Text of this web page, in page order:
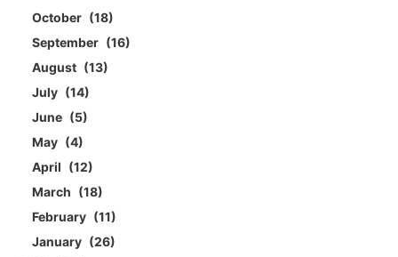
October
18
September
16
August
13
July
14
June
5
May
4
April
12
March
18
February
11
January
26